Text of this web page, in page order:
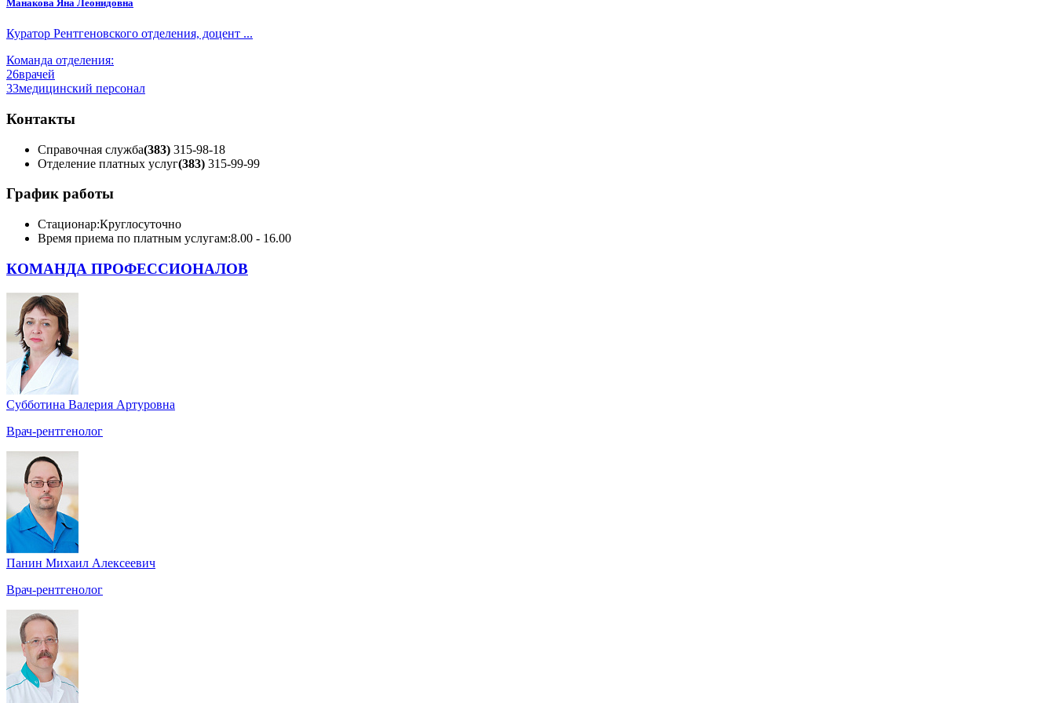
Манакова Яна Леонидовна
Куратор Рентгеновского отделения, доцент ...
Команда отделения:
26врачей
33медицинский персонал
Контакты
Справочная служба(383) 315-98-18
Отделение платных услуг(383) 315-99-99
График работы
Стационар:Круглосуточно
Время приема по платным услугам:8.00 - 16.00
КОМАНДА ПРОФЕССИОНАЛОВ
Субботина Валерия Артуровна
Врач-рентгенолог
Панин Михаил Алексеевич
Врач-рентгенолог